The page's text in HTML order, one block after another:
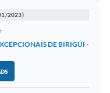
2023)
DE BIRIGUI -